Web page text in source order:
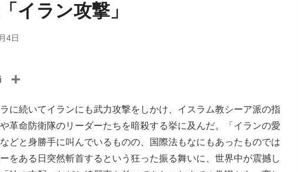
イラン攻撃」
4日
Email
に続いてイランにも武力攻撃をしかけ、イスラム教シーア派の指
革命防衛隊のリーダーたちを暗殺する挙に及んだ。「イランの愛
どと身勝手に叫んでいるものの、国際法もなにもあったものでは
をある日突然斬首するという狂った振る舞いに、世界中が震撼し